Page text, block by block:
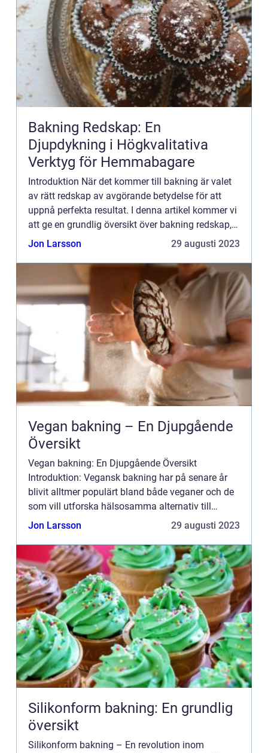
Bakning Redskap: En
Djupdykning i Högkvalitativa
Verktyg för Hemmabagare
Introduktion När det kommer till bakning är valet
av rätt redskap av avgörande betydelse för att
uppnå perfekta resultat. I denna artikel kommer vi
att ge en grundlig översikt över bakning redskap,
inklusive vilka typer som finns, vilka redskap som
Jon Larsson 29 augusti 2023
Vegan bakning – En Djupgående
Översikt
Vegan bakning: En Djupgående Översikt
Introduktion: Vegansk bakning har på senare år
blivit alltmer populärt bland både veganer och de
som vill utforska hälsosamma alternativ till
traditionell bakning. I denna artikel kommer vi att
Jon Larsson 29 augusti 2023
Silikonform bakning: En grundlig
översikt
Silikonform bakning – En revolution inom